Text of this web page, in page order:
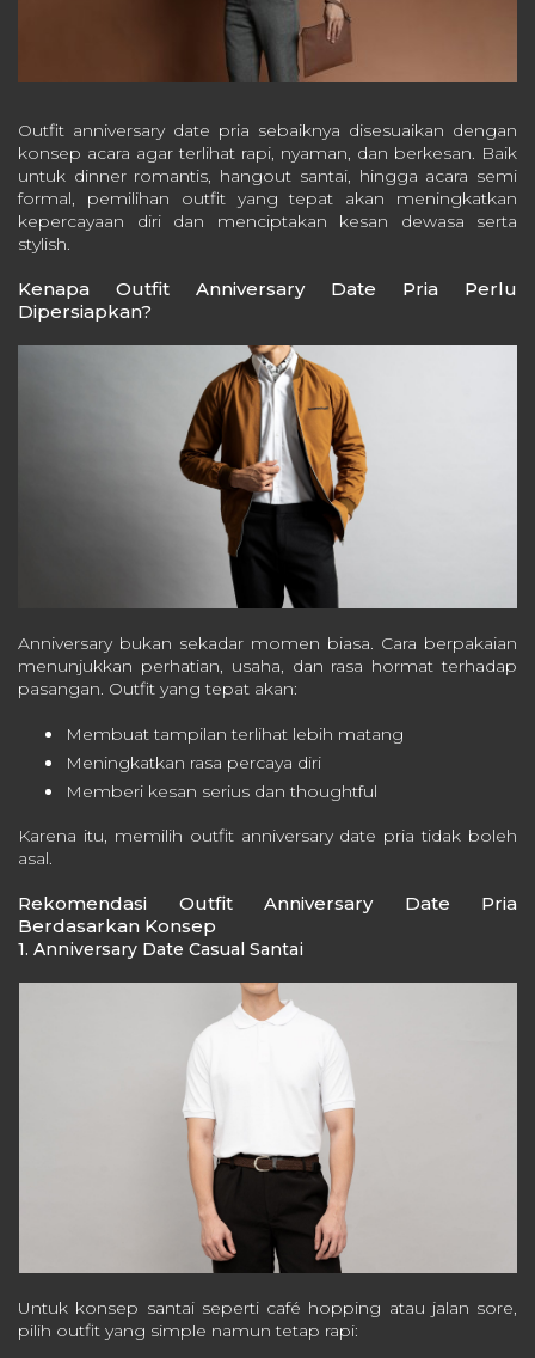
Outfit anniversary date pria sebaiknya disesuaikan dengan
konsep acara agar terlihat rapi, nyaman, dan berkesan. Baik
untuk dinner romantis, hangout santai, hingga acara semi
formal, pemilihan outfit yang tepat akan meningkatkan
kepercayaan diri dan menciptakan kesan dewasa serta
stylish.
Kenapa Outfit Anniversary Date Pria Perlu
Dipersiapkan?
Anniversary bukan sekadar momen biasa. Cara berpakaian
menunjukkan perhatian, usaha, dan rasa hormat terhadap
pasangan. Outfit yang tepat akan:
Membuat tampilan terlihat lebih matang
Meningkatkan rasa percaya diri
Memberi kesan serius dan thoughtful
Karena itu, memilih outfit anniversary date pria tidak boleh
asal.
Rekomendasi Outfit Anniversary Date Pria
Berdasarkan Konsep
1. Anniversary Date Casual Santai
Untuk konsep santai seperti café hopping atau jalan sore,
pilih outfit yang simple namun tetap rapi: